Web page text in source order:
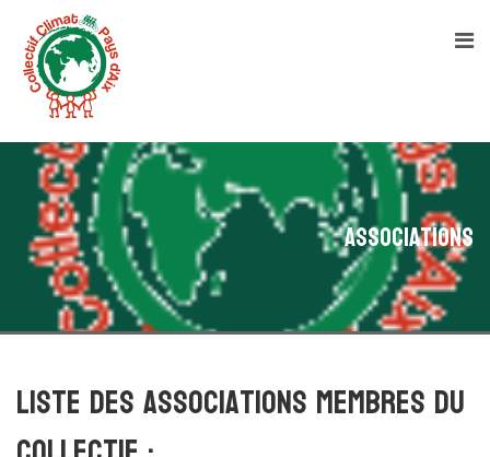
Associations
Liste des associations membres du